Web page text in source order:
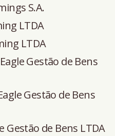
S.A.
LTDA
LTDA
Gestão de Bens
Gestão de Bens
Gestão de Bens LTDA